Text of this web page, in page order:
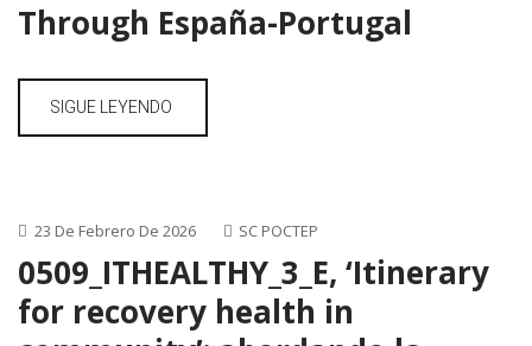
Through España-Portugal
SIGUE LEYENDO
23 De Febrero De 2026 SC POCTEP
0509_ITHEALTHY_3_E, ‘Itinerary
for recovery health in